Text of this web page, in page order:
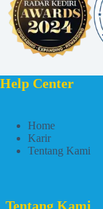
Help Center
Home
Karir
Tentang Kami
Tentang Kami